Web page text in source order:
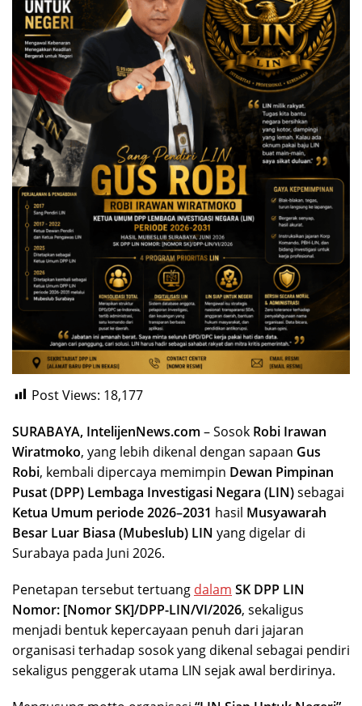
Post Views: 18,177
SURABAYA, IntelijenNews.com – Sosok Robi Irawan
Wiratmoko, yang lebih dikenal dengan sapaan Gus
Robi, kembali dipercaya memimpin Dewan Pimpinan
Pusat (DPP) Lembaga Investigasi Negara (LIN)sebagai
Ketua Umum periode 2026–2031 hasil Musyawarah
Besar Luar Biasa (Mubeslub) LIN yang digelar di
Surabaya pada Juni 2026.
Penetapan tersebut tertuang dalam SK DPP LIN
Nomor: [Nomor SK]/DPP-LIN/VI/2026, sekaligus
menjadi bentuk kepercayaan penuh dari jajaran
organisasi terhadap sosok yang dikenal sebagai pendiri
sekaligus penggerak utama LIN sejak awal berdirinya.